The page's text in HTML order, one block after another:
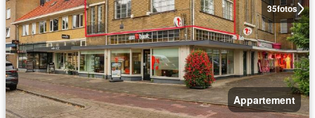
35fotos
Appartement